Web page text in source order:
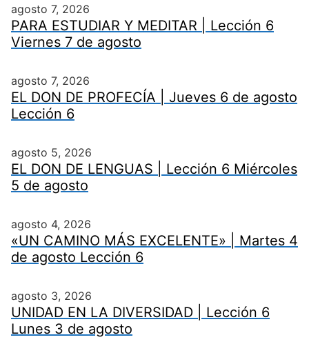
agosto 7, 2026
PARA ESTUDIAR Y MEDITAR | Lección 6
Viernes 7 de agosto
agosto 7, 2026
EL DON DE PROFECÍA | Jueves 6 de agosto
Lección 6
agosto 5, 2026
EL DON DE LENGUAS | Lección 6 Miércoles
5 de agosto
agosto 4, 2026
«UN CAMINO MÁS EXCELENTE» | Martes 4
de agosto Lección 6
agosto 3, 2026
UNIDAD EN LA DIVERSIDAD | Lección 6
Lunes 3 de agosto